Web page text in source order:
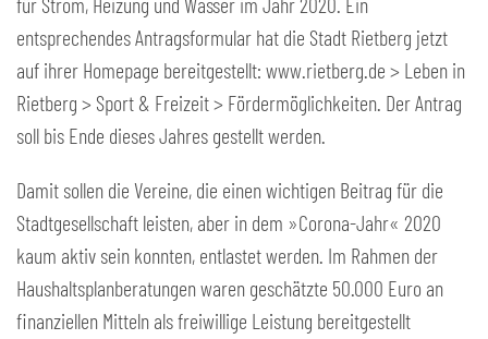
entsprechendes Antragsformular hat die Stadt Rietberg jetzt
auf ihrer Homepage bereitgestellt: www.rietberg.de > Leben in
Rietberg > Sport & Freizeit > Fördermöglichkeiten. Der Antrag
soll bis Ende dieses Jahres gestellt werden.
Damit sollen die Vereine, die einen wichtigen Beitrag für die
Stadtgesellschaft leisten, aber in dem »Corona-Jahr« 2020
kaum aktiv sein konnten, entlastet werden. Im Rahmen der
Haushaltsplanberatungen waren geschätzte 50.000 Euro an
finanziellen Mitteln als freiwillige Leistung bereitgestellt